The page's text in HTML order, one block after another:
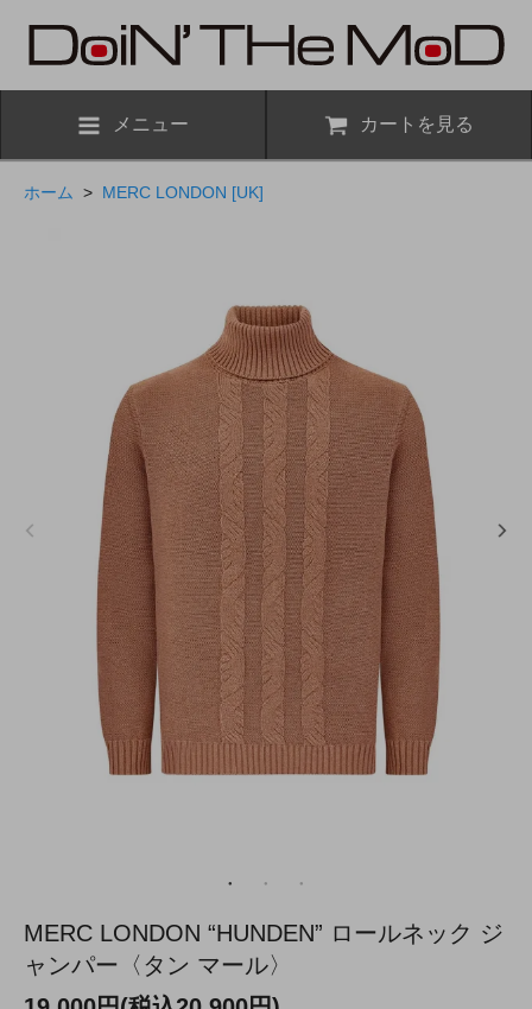
メニュー カートを見る
ホーム > MERC LONDON [UK]
MERC LONDON “HUNDEN” ロールネック ジ
ャンパー〈タン マール〉